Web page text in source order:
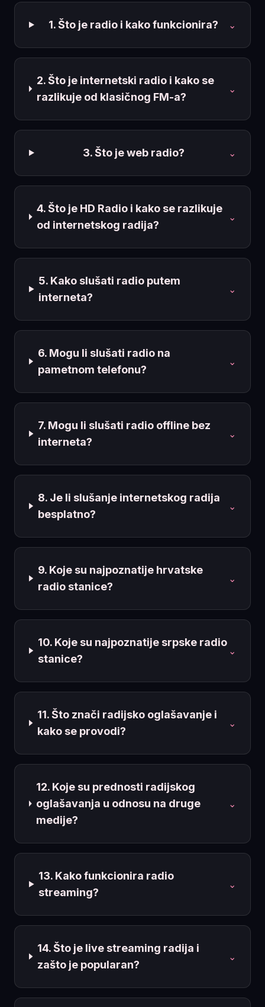
1. Što je radio i kako funkcionira? ⌄
2. Što je internetski radio i kako se
razlikuje od klasičnog FM-a?
⌄
3. Što je web radio? ⌄
4. Što je HD Radio i kako se razlikuje
od internetskog radija?
⌄
5. Kako slušati radio putem
interneta?
⌄
6. Mogu li slušati radio na
pametnom telefonu?
⌄
7. Mogu li slušati radio offline bez
interneta?
⌄
8. Je li slušanje internetskog radija
besplatno?
⌄
9. Koje su najpoznatije hrvatske
radio stanice?
⌄
10. Koje su najpoznatije srpske radio
stanice?
⌄
11. Što znači radijsko oglašavanje i
kako se provodi?
⌄
12. Koje su prednosti radijskog
oglašavanja u odnosu na druge
medije?
⌄
13. Kako funkcionira radio
streaming?
⌄
14. Što je live streaming radija i
zašto je popularan?
⌄